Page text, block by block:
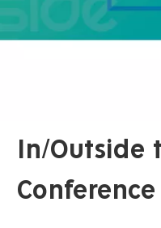
In/Outside
Conference